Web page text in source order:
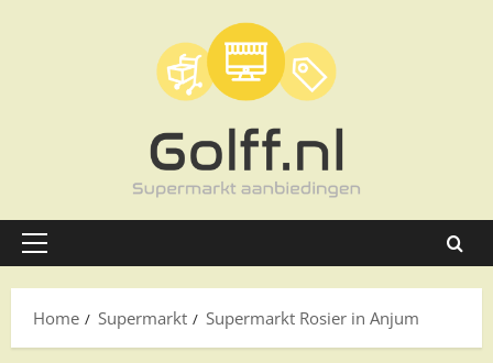
Primair
Home
Supermarkt Supermarkt Rosier in Anjum